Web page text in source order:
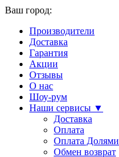
Ваш город:
Производители
Доставка
Гарантия
Акции
Отзывы
О нас
Шоу-рум
Наши сервисы ▼
Доставка
Оплата
Оплата Долями
Обмен возврат